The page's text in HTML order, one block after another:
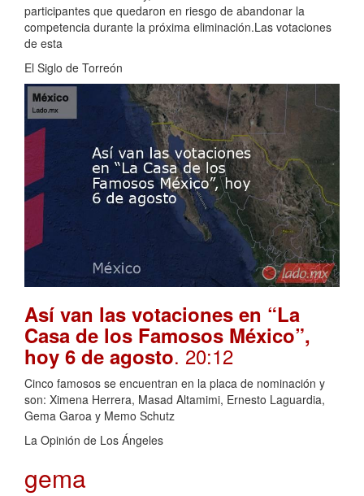
participantes que quedaron en riesgo de abandonar la
competencia durante la próxima eliminación.Las votaciones
de esta
El Siglo de Torreón
Así van las votaciones en “La
Casa de los Famosos México”,
hoy 6 de agosto. 20:12
Cinco famosos se encuentran en la placa de nominación y
son: Ximena Herrera, Masad Altamimi, Ernesto Laguardia,
Gema Garoa y Memo Schutz
La Opinión de Los Ángeles
gema